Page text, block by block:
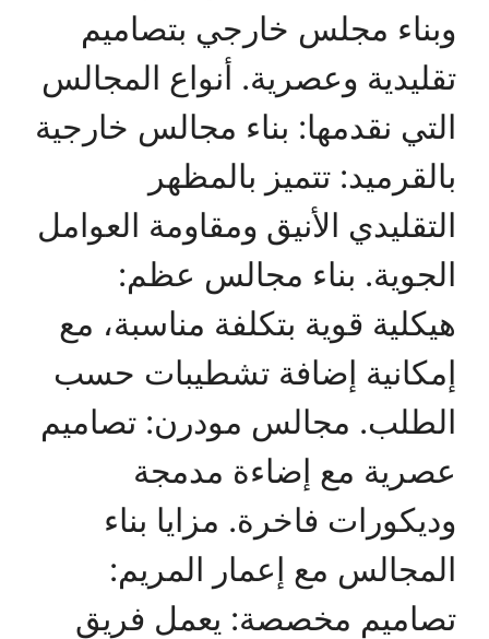
وبناء مجلس خارجي بتصاميم
تقليدية وعصرية. أنواع المجالس
التي نقدمها: بناء مجالس خارجية
بالقرميد: تتميز بالمظهر
التقليدي الأنيق ومقاومة العوامل
الجوية. بناء مجالس عظم:
هيكلية قوية بتكلفة مناسبة، مع
إمكانية إضافة تشطيبات حسب
الطلب. مجالس مودرن: تصاميم
عصرية مع إضاءة مدمجة
وديكورات فاخرة. مزايا بناء
المجالس مع إعمار المريم:
تصاميم مخصصة: يعمل فريق